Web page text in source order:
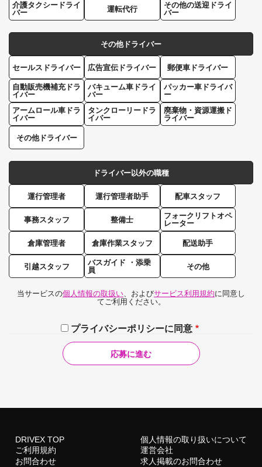
介護タクシードライ
バー
運転代行
その他の送迎ドライ
バー
その他ドライバー
セールスドライバー 広告宣伝ドライバー 郵便車ドライバー
自動販売機補充ドラ
イバー
バキューム車ドライ
バー
パッカー車ドライバ
ー
アームロール車ドラ
イバー
タンクローリードラ
イバー
廃棄物・資源運搬ド
ライバー
その他ドライバー
ドライバー以外の職種
運行管理者 運行管理者助手 配車スタッフ
事務スタッフ 整備士
フォークリフトオペ
レーター
倉庫管理者 倉庫作業スタッフ 配送助手
引越スタッフ
バスガイド ・添乗
員
その他
当サービスの個人情報の取扱い、およびサービス利用規約に同意し
てご利用ください。
プライバシーポリシーに同意
DRIVEX TOP
個人情報の取り扱いについて
ご利用規約
運営会社
お問合わせ
求人掲載のお問合わせ